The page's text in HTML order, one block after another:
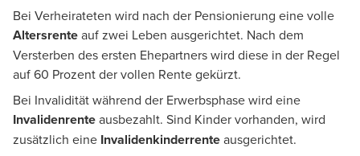
Bei Verheirateten wird nach der Pensionierung eine volle
Altersrenteauf zwei Leben ausgerichtet. Nach dem
Versterben des ersten Ehepartners wird diese in der Regel
auf 60 Prozent der vollen Rente gekürzt.
Bei Invalidität während der Erwerbsphase wird eine
Invalidenrenteausbezahlt. Sind Kinder vorhanden, wird
zusätzlich eine Invalidenkinderrenteausgerichtet.